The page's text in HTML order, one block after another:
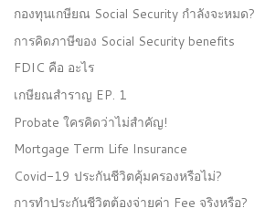
กองทุนเกษียณ Social Security กำลังจะหมด?
การคิดภาษีของ Social Security benefits
FDIC คือ อะไร
เกษียณสำราญ EP. 1
Probate ใครคิดว่าไม่สำคัญ!
Mortgage Term Life Insurance
Covid-19 ประกันชีวิตคุ้มครองหรือไม่?
การทำประกันชีวิตต้องจ่ายค่า Fee จริงหรือ?